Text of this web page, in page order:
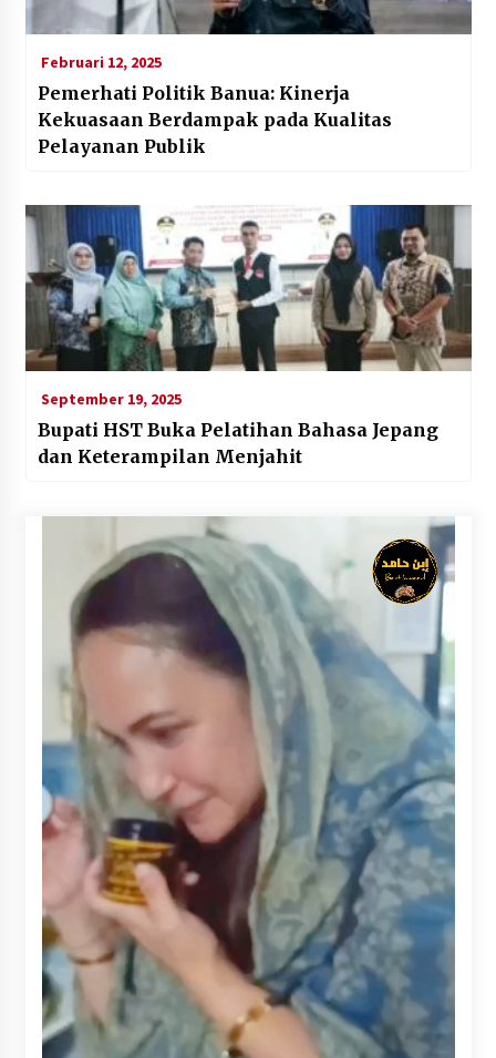
Februari 12, 2025
Pemerhati Politik Banua: Kinerja
Kekuasaan Berdampak pada Kualitas
Pelayanan Publik
September 19, 2025
Bupati HST Buka Pelatihan Bahasa Jepang
dan Keterampilan Menjahit